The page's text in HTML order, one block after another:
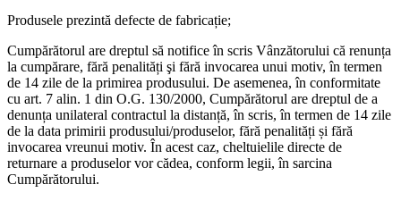
Produsele prezintă defecte de fabricație;
Cumpărătorul are dreptul să notifice în scris Vânzătorului că renunța
la cumpărare, fără penalități şi fără invocarea unui motiv, în termen
de 14 zile de la primirea produsului. De asemenea, în conformitate
cu art. 7 alin. 1 din O.G. 130/2000, Cumpărătorul are dreptul de a
denunța unilateral contractul la distanță, în scris, în termen de 14 zile
de la data primirii produsului/produselor, fără penalități și fără
invocarea vreunui motiv. În acest caz, cheltuielile directe de
returnare a produselor vor cădea, conform legii, în sarcina
Cumpărătorului.